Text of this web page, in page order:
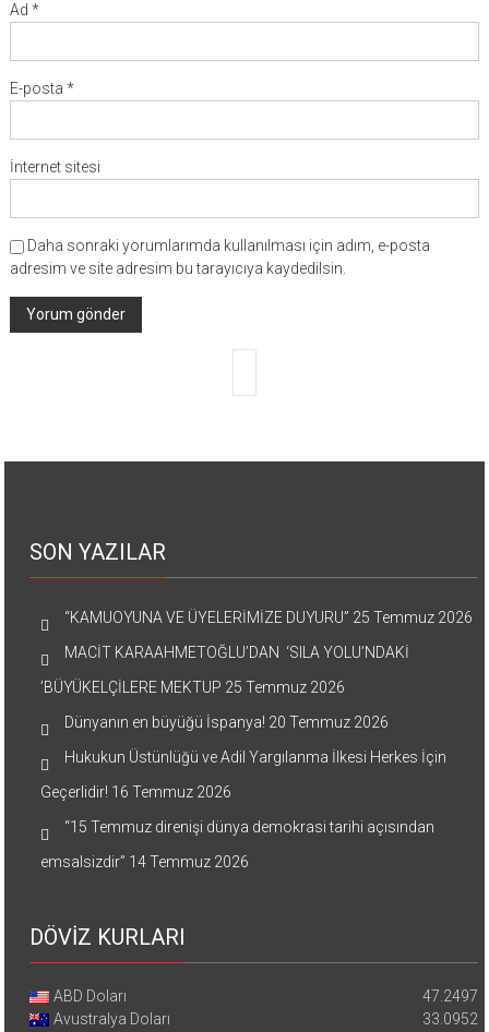
Ad *
E-posta *
İnternet sitesi
Daha sonraki yorumlarımda kullanılması için adım, e-posta
adresim ve site adresim bu tarayıcıya kaydedilsin.
SON YAZILAR
“KAMUOYUNA VE ÜYELERİMİZE DUYURU” 25 Temmuz 2026
MACİT KARAAHMETOĞLU’DAN ‘SILA YOLU’NDAKİ
’BÜYÜKELÇİLERE MEKTUP 25 Temmuz 2026
Dünyanın en büyüğü İspanya! 20 Temmuz 2026
Hukukun Üstünlüğü ve Adil Yargılanma İlkesi Herkes İçin
Geçerlidir! 16 Temmuz 2026
“15 Temmuz direnişi dünya demokrasi tarihi açısından
emsalsizdir” 14 Temmuz 2026
DÖVİZ KURLARI
ABD Doları
47.2497
Avustralya Doları
33.0952